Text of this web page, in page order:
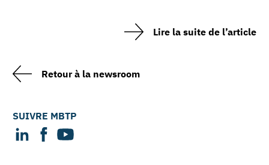
Lire la suite de l’article
Retour à la newsroom
SUIVRE MBTP